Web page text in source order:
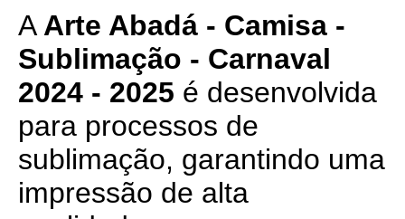
A Arte Abadá - Camisa -
Sublimação - Carnaval
2024 - 2025 é desenvolvida
para processos de
sublimação, garantindo uma
impressão de alta